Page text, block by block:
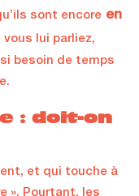
sont encore en
vous lui parliez,
besoin de temps
: doit-on
et qui touche à
». Pourtant, les